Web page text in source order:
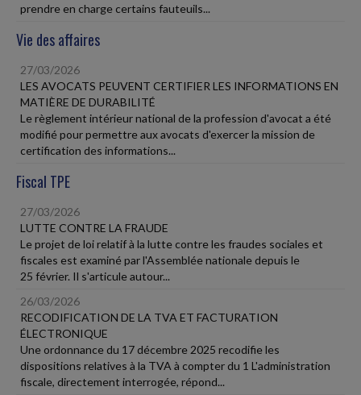
prendre en charge certains fauteuils...
Vie des affaires
27/03/2026
LES AVOCATS PEUVENT CERTIFIER LES INFORMATIONS EN
MATIÈRE DE DURABILITÉ
Le règlement intérieur national de la profession d'avocat a été
modifié pour permettre aux avocats d'exercer la mission de
certification des informations...
Fiscal TPE
27/03/2026
LUTTE CONTRE LA FRAUDE
Le projet de loi relatif à la lutte contre les fraudes sociales et
fiscales est examiné par l'Assemblée nationale depuis le
25 février. Il s'articule autour...
26/03/2026
RECODIFICATION DE LA TVA ET FACTURATION
ÉLECTRONIQUE
Une ordonnance du 17 décembre 2025 recodifie les
dispositions relatives à la TVA à compter du 1 L'administration
fiscale, directement interrogée, répond...